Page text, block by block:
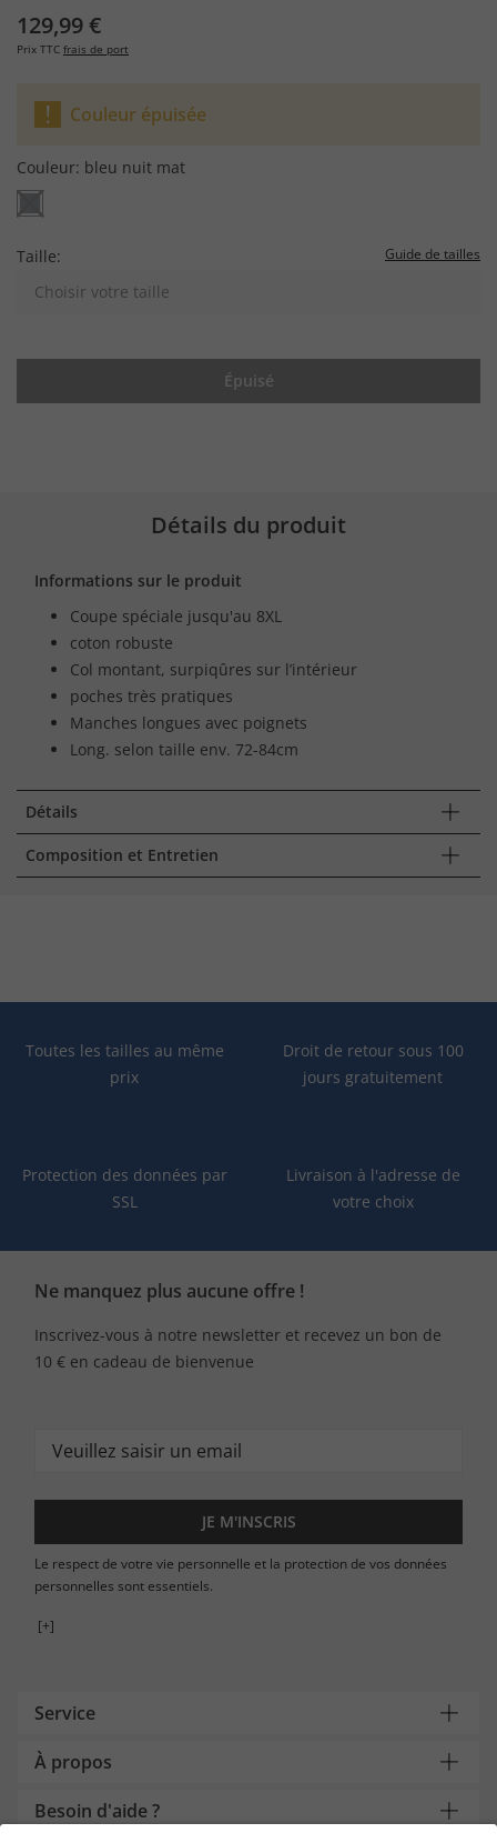
129,99 €
Prix TTC frais de port
Couleur épuisée
Couleur: bleu nuit mat
Taille: Guide de tailles
Choisir votre taille
Épuisé
Détails du produit
Informations sur le produit
Coupe spéciale jusqu'au 8XL
coton robuste
Col montant, surpiqûres sur l’intérieur
poches très pratiques
Manches longues avec poignets
Long. selon taille env. 72-84cm
Détails
Composition et Entretien
Toutes les tailles au même
prix
Droit de retour sous 100
jours gratuitement
Protection des données par
SSL
Livraison à l'adresse de
votre choix
Ne manquez plus aucune offre !
Inscrivez-vous à notre newsletter et recevez un bon de
10 € en cadeau de bienvenue
JE M'INSCRIS
Le respect de votre vie personnelle et la protection de vos données
personnelles sont essentiels.
[+]
Service
À propos
Besoin d'aide ?